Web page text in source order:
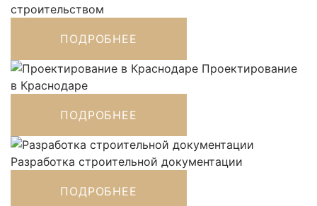
строительством
ПОДРОБНЕЕ
Проектирование
в Краснодаре
ПОДРОБНЕЕ
Разработка строительной документации
ПОДРОБНЕЕ